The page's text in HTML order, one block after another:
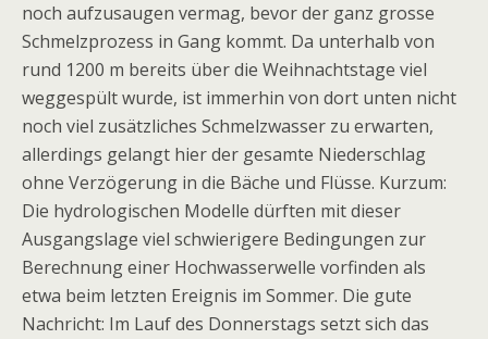
noch aufzusaugen vermag, bevor der ganz grosse
Schmelzprozess in Gang kommt. Da unterhalb von
rund 1200 m bereits über die Weihnachtstage viel
weggespült wurde, ist immerhin von dort unten nicht
noch viel zusätzliches Schmelzwasser zu erwarten,
allerdings gelangt hier der gesamte Niederschlag
ohne Verzögerung in die Bäche und Flüsse. Kurzum:
Die hydrologischen Modelle dürften mit dieser
Ausgangslage viel schwierigere Bedingungen zur
Berechnung einer Hochwasserwelle vorfinden als
etwa beim letzten Ereignis im Sommer. Die gute
Nachricht: Im Lauf des Donnerstags setzt sich das